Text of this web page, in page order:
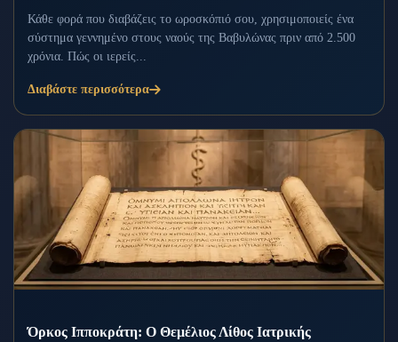
Κάθε φορά που διαβάζεις το ωροσκόπιό σου, χρησιμοποιείς ένα
σύστημα γεννημένο στους ναούς της Βαβυλώνας πριν από 2.500
χρόνια. Πώς οι ιερείς...
Διαβάστε περισσότερα
Όρκος Ιπποκράτη: Ο Θεμέλιος Λίθος Ιατρικής